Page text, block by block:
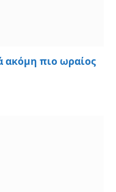
ακόμη πιο ωραίος